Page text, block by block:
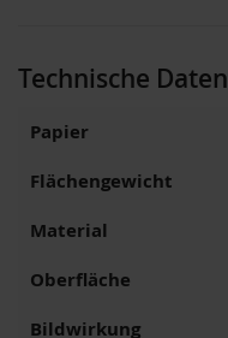
Technische Daten
Papier
Flächengewicht
Material
Oberfläche
Bildwirkung